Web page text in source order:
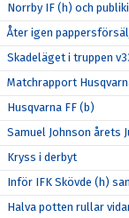
Norrby IF (h) och
Åter igen
Skadeläget i truppen
Matchrapport
Husqvarna FF (b)
Samuel Johnson årets
Kryss i derbyt
Inför IFK Skövde (h)
Halva potten rullar